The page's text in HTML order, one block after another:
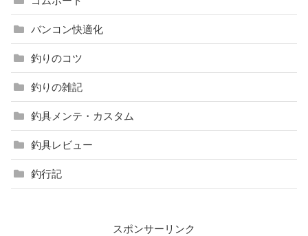
バンコン快適化
釣りのコツ
釣りの雑記
釣具メンテ・カスタム
釣具レビュー
釣行記
スポンサーリンク